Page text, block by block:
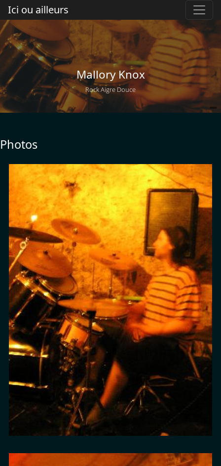
Ici ou ailleurs
Mallory Knox
Rock Aigre Douce
Photos